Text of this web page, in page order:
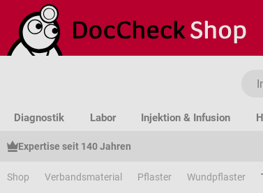
Hauptinhalt springen
Zur Suche springen
Zur Hauptnavigation springen
Diagnostik Labor Injektion & Infusion
Expertise seit 140 Jahren
Shop Verbandsmaterial Pflaster Wundpflaster